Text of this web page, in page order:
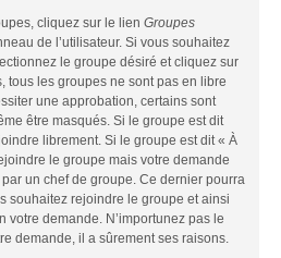
cliquez sur le lien Groupes
de l’utilisateur. Si vous souhaitez
le groupe désiré et cliquez sur
tous les groupes ne sont pas en libre
une approbation, certains sont
être masqués. Si le groupe est dit
librement. Si le groupe est dit « À
le groupe mais votre demande
un chef de groupe. Ce dernier pourra
souhaitez rejoindre le groupe et ainsi
votre demande. N’importunez pas le
demande, il a sûrement ses raisons.